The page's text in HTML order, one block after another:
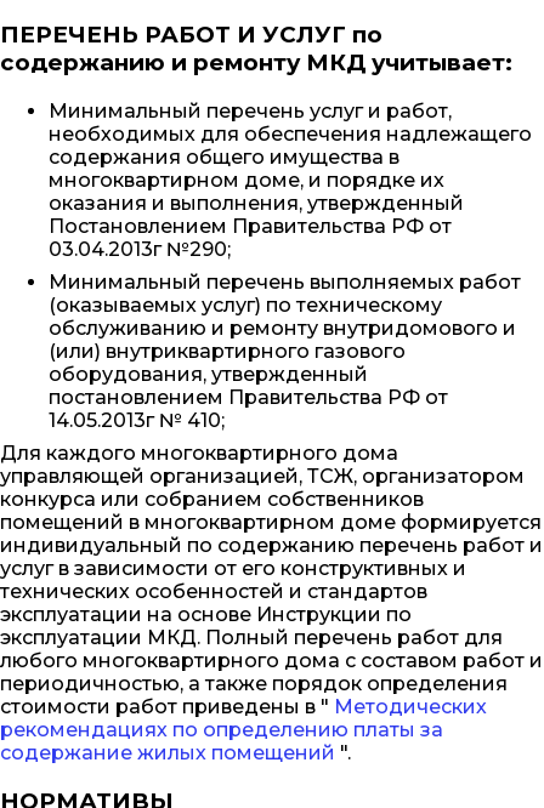
ПЕРЕЧЕНЬ РАБОТ И УСЛУГ по
содержанию и ремонту МКД учитывает:
Минимальный перечень услуг и работ,
необходимых для обеспечения надлежащего
содержания общего имущества в
многоквартирном доме, и порядке их
оказания и выполнения, утвержденный
Постановлением Правительства РФ от
03.04.2013г №290;
Минимальный перечень выполняемых работ
(оказываемых услуг) по техническому
обслуживанию и ремонту внутридомового и
(или) внутриквартирного газового
оборудования, утвержденный
постановлением Правительства РФ от
14.05.2013г № 410;
Для каждого многоквартирного дома
управляющей организацией, ТСЖ, организатором
конкурса или собранием собственников
помещений в многоквартирном доме формируется
индивидуальный по содержанию перечень работ и
услуг в зависимости от его конструктивных и
технических особенностей и стандартов
эксплуатации на основе Инструкции по
эксплуатации МКД. Полный перечень работ для
любого многоквартирного дома с составом работ и
периодичностью, а также порядок определения
стоимости работ приведены в " Методических
рекомендациях по определению платы за
содержание жилых помещений ".
НОРМАТИВЫ